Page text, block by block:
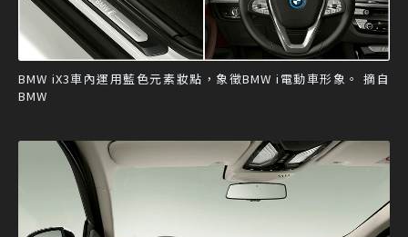
BMW iX3車內運用藍色元素妝點，象徵BMW i電動車形象。 摘自
BMW